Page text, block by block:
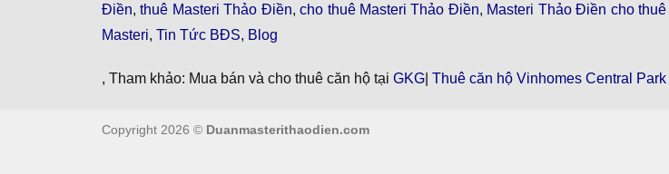
Điền,thuê Masteri Thảo Điền,cho thuê Masteri Thảo Điền, Masteri Thảo Điền cho thuê
Masteri, Tin Tức BĐS, Blog
, Tham khảo: Mua bán và cho thuê căn hộ tại GKG Thuê căn hộ Vinhomes Central Park
Copyright 2026 © Duanmasterithaodien.com